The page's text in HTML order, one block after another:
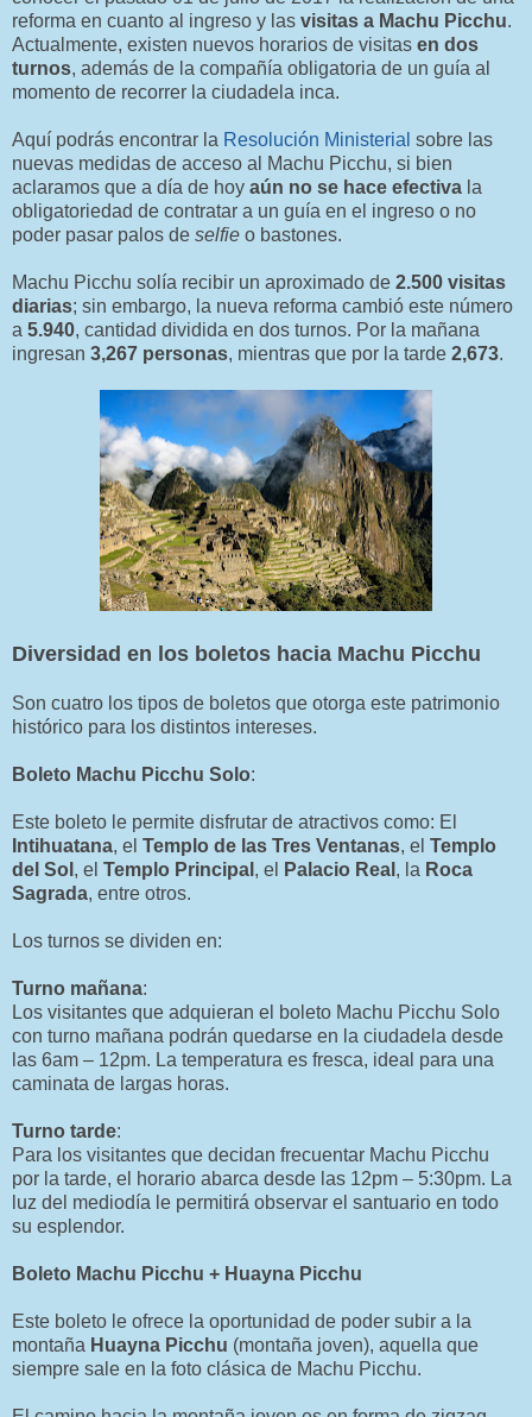
reforma en cuanto al ingreso y las visitas a Machu Picchu.
Actualmente, existen nuevos horarios de visitas en dos
turnos, además de la compañía obligatoria de un guía al
momento de recorrer la ciudadela inca.
Aquí podrás encontrar la Resolución Ministerial sobre las
nuevas medidas de acceso al Machu Picchu, si bien
aclaramos que a día de hoy aún no se hace efectiva la
obligatoriedad de contratar a un guía en el ingreso o no
poder pasar palos de selfie o bastones.
Machu Picchu solía recibir un aproximado de 2.500 visitas
diarias; sin embargo, la nueva reforma cambió este número
a 5.940, cantidad dividida en dos turnos. Por la mañana
ingresan 3,267 personas, mientras que por la tarde 2,673.
Diversidad en los boletos hacia Machu Picchu
Son cuatro los tipos de boletos que otorga este patrimonio
histórico para los distintos intereses.
Boleto Machu Picchu Solo:
Este boleto le permite disfrutar de atractivos como: El
Intihuatana, el Templo de las Tres Ventanas, el Templo
del Sol , el Templo Principal , el Palacio Real , la Roca
Sagrada, entre otros.
Los turnos se dividen en:
Turno mañana:
Los visitantes que adquieran el boleto Machu Picchu Solo
con turno mañana podrán quedarse en la ciudadela desde
las 6am – 12pm. La temperatura es fresca, ideal para una
caminata de largas horas.
Turno tarde:
Para los visitantes que decidan frecuentar Machu Picchu
por la tarde, el horario abarca desde las 12pm – 5:30pm. La
luz del mediodía le permitirá observar el santuario en todo
su esplendor.
Boleto Machu Picchu + Huayna Picchu
Este boleto le ofrece la oportunidad de poder subir a la
montaña Huayna Picchu (montaña joven), aquella que
siempre sale en la foto clásica de Machu Picchu.